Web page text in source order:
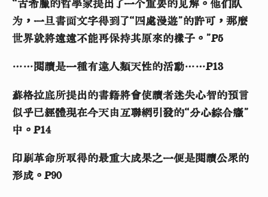
“古希臘的哲學家提出了一个重要的见解。他们认
为，一旦書面文字得到了“四處漫遊”的許可，那麼
世界就將遠遠不能再保持其原來的樣子。”P5
……閱讀是一種有違人類天性的活動……P13
蘇格拉底所提出的書籍將會使讀者迷失心智的預言
似乎已經體現在今天由互聯網引發的“分心綜合癥”
中。P14
印刷革命所取得的最重大成果之一便是閱讀公眾的
形成。P90